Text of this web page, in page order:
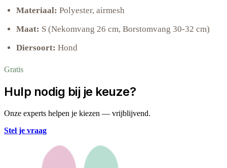
Materiaal: Polyester, airmesh
Maat: S (Nekomvang 26 cm, Borstomvang 30-32 cm)
Diersoort: Hond
Gratis
Hulp nodig bij je keuze?
Onze experts helpen je kiezen — vrijblijvend.
Stel je vraag